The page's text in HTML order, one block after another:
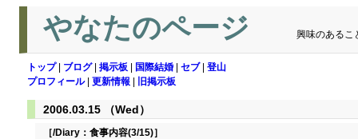
やなたのページ 興味のあるこ
トップ| ブログ| 掲示板 国際結婚 セブ| 登山
プロフィール| 更新情報 旧掲示板
2006.03.15 （Wed）
［/Diary： 食事内容(3/15)］